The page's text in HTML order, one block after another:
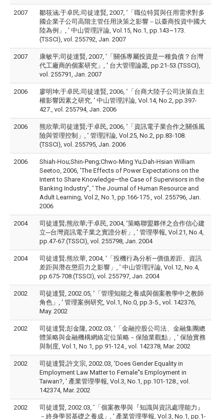
2007
鄒筱涵;于卓民;司徒達賢, 2007, '「職位特質與任用需求對多
國企業子公司高階主管任用決策之影響－以臺商投資中國大
陸為例」, ' 中山管理評論, Vol.15, No.1, pp.143~173.
(TSSCI), vol. 255792, Jan. 2007
2007
康敏平;司徒達賢, 2007, '「關係專屬投資是一種負債？台灣
代工廠商的個案研究」, ' 台大管理論叢, pp.21-53.(TSSCI),
vol. 255791, Jan. 2007
2006
廖明坤;于卓民;司徒達賢, 2006, '「台商大陸子公司決策自主
權影響因素之研究, ' 中山管理評論, Vol.14, No.2, pp.397-
427., vol. 255794, Jan. 2006
2006
熊欣華;司徒達賢;于卓民, 2006, '「資訊電子業合作之關係風
險與管理控制」, ' 管理評論, Vol.25, No.2, pp.83-108.
(TSSCI), vol. 255795, Jan. 2006
2006
Shiah-Hou;Shin-Peng;Chwo-Ming Yu;Dah-Hsian William
Seetoo, 2006, 'The Effects of Power Expectations on the
Intent to Share Knowledge—the Case of Supervisors in the
Banking Industry", ' The Journal of Human Resource and
Adult Learning, Vol.2, No.1, pp.166-175., vol. 255796, Jan.
2006
2004
司徒達賢;熊欣華;于卓民, 2004, '策略聯盟夥伴之合作信心建
立─台灣資訊電子業之實證分析」, ' 管理學報, Vol.21, No.4,
pp.47-67.(TSSCI), vol. 255798, Jan. 2004
2004
司徒達賢;熊欣華, 2004, '「投機行為分析—價值差距、資訊
差距與潛在懲罰力之影響」, ' 中山管理評論, Vol.12, No.4,
pp.675-708.(TSSCI), vol. 255797, Jan. 2004
2002
司徒達賢, 2002.05, '「管理知能之養成與個案教學中之教師
角色」, ' 管理案例研究, Vol.1, No.0, pp.3-5., vol. 142376,
May. 2002
2002
司徒達賢;彭金隆, 2002.03, '「金融控股公司法、金融集團總
體策略與金融機構網絡定位策略－保險業觀點」, ' 保險實務
與制度, Vol.1, No.1, pp.91-124., vol. 142378, Mar. 2002
2002
司徒達賢;許文宗, 2002.03, 'Does Gender Equality in
Employment Law Matter to Female''s Employment in
Taiwan?, ' 產業管理學報, Vol.3, No.1, pp.101-128., vol.
142374, Mar. 2002
2002
司徒達賢, 2002.03, '「個案教學與『知識與資訊處理能力』
－終身學習基礎之養成」, ' 產業管理學報, Vol.3, No.1, pp.1-